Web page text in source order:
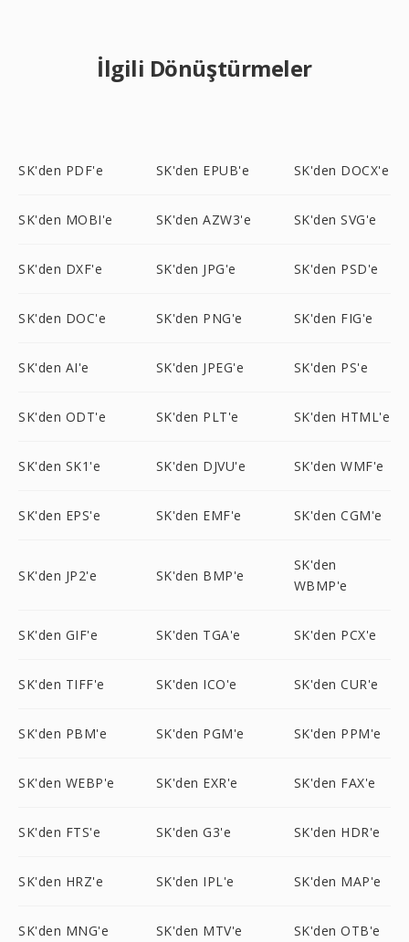
İlgili Dönüştürmeler
SK'den PDF'e SK'den EPUB'e SK'den DOCX'e
SK'den MOBI'e SK'den AZW3'e SK'den SVG'e
SK'den DXF'e SK'den JPG'e SK'den PSD'e
SK'den DOC'e SK'den PNG'e SK'den FIG'e
SK'den AI'e SK'den JPEG'e SK'den PS'e
SK'den ODT'e SK'den PLT'e SK'den HTML'e
SK'den SK1'e SK'den DJVU'e SK'den WMF'e
SK'den EPS'e SK'den EMF'e SK'den CGM'e
SK'den JP2'e SK'den BMP'e
SK'den
WBMP'e
SK'den GIF'e SK'den TGA'e SK'den PCX'e
SK'den TIFF'e SK'den ICO'e SK'den CUR'e
SK'den PBM'e SK'den PGM'e SK'den PPM'e
SK'den WEBP'e SK'den EXR'e SK'den FAX'e
SK'den FTS'e SK'den G3'e SK'den HDR'e
SK'den HRZ'e SK'den IPL'e SK'den MAP'e
SK'den MNG'e SK'den MTV'e SK'den OTB'e